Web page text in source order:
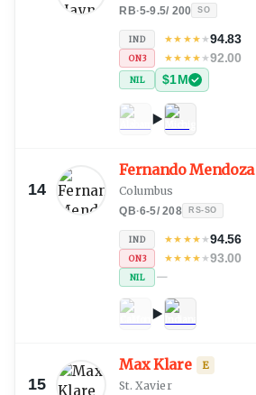
RB·5-9.5/ 200 SO
IND ★★ ★★★94.83
ON3 ★★ ★★★92.00
NIL $1M
14
Fernando Mendoza
Columbus
QB·6-5/208 RS-SO
IND ★★ ★★★94.56
ON3 ★★ ★★★93.00
NIL —
15
Max Klare E
St. Xavier